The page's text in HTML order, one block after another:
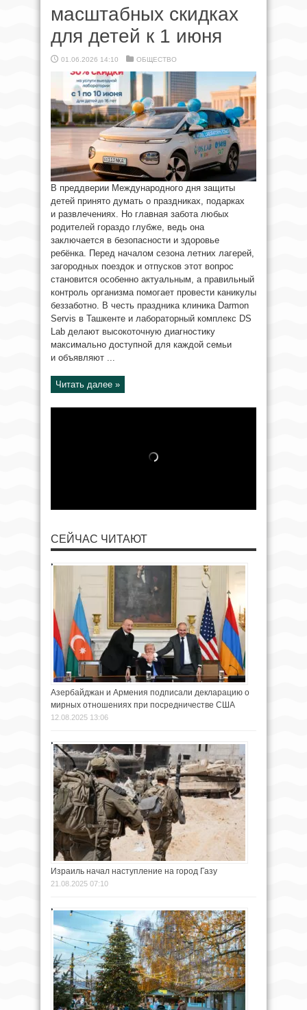
масштабных скидках
для детей к 1 июня
01.06.2026 14:10 ОБЩЕСТВО
В преддверии Международного дня защиты
детей принято думать о праздниках, подарках
и развлечениях. Но главная забота любых
родителей гораздо глубже, ведь она
заключается в безопасности и здоровье
ребёнка. Перед началом сезона летних лагерей,
загородных поездок и отпусков этот вопрос
становится особенно актуальным, а правильный
контроль организма помогает провести каникулы
беззаботно. В честь праздника клиника Darmon
Servis в Ташкенте и лабораторный комплекс DS
Lab делают высокоточную диагностику
максимально доступной для каждой семьи
и объявляют ...
Читать далее »
СЕЙЧАС ЧИТАЮТ
Азербайджан и Армения подписали декларацию о
мирных отношениях при посредничестве США
12.08.2025 13:06
Израиль начал наступление на город Газу
21.08.2025 07:10